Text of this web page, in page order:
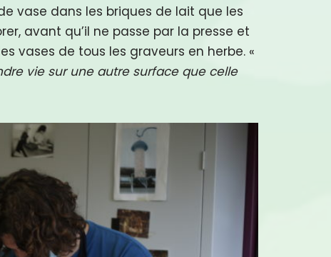
vase dans les briques de lait que les
avant qu’il ne passe par la presse et
vases de tous les graveurs en herbe. «
vie sur une autre surface que celle